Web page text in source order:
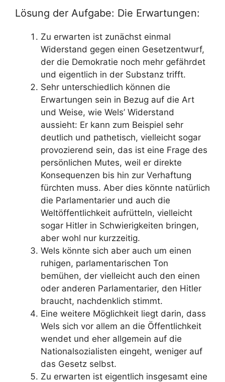
Lösung der Aufgabe: Die Erwartungen:
Zu erwarten ist zunächst einmal
Widerstand gegen einen Gesetzentwurf,
der die Demokratie noch mehr gefährdet
und eigentlich in der Substanz trifft.
Sehr unterschiedlich können die
Erwartungen sein in Bezug auf die Art
und Weise, wie Wels’ Widerstand
aussieht: Er kann zum Beispiel sehr
deutlich und pathetisch, vielleicht sogar
provozierend sein, das ist eine Frage des
persönlichen Mutes, weil er direkte
Konsequenzen bis hin zur Verhaftung
fürchten muss. Aber dies könnte natürlich
die Parlamentarier und auch die
Weltöffentlichkeit aufrütteln, vielleicht
sogar Hitler in Schwierigkeiten bringen,
aber wohl nur kurzzeitig.
Wels könnte sich aber auch um einen
ruhigen, parlamentarischen Ton
bemühen, der vielleicht auch den einen
oder anderen Parlamentarier, den Hitler
braucht, nachdenklich stimmt.
Eine weitere Möglichkeit liegt darin, dass
Wels sich vor allem an die Öffentlichkeit
wendet und eher allgemein auf die
Nationalsozialisten eingeht, weniger auf
das Gesetz selbst.
Zu erwarten ist eigentlich insgesamt eine